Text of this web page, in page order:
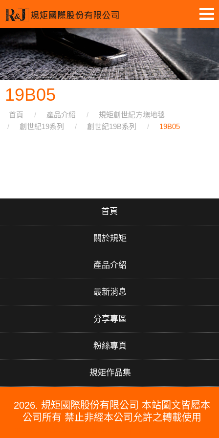
19B05
首頁 產品介紹
規矩創世紀方塊地毯
創世紀19系列
創世紀19B系列 19B05
首頁
關於規矩
產品介紹
最新消息
分享專區
粉絲專頁
規矩作品集
2026. 規矩國際股份有限公司 本站圖文皆屬本
公司所有 禁止非經本公司允許之轉載使用